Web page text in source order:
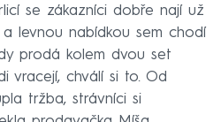
se zákazníci dobře nají už
levnou nabídkou sem chodí
prodá kolem dvou set
vracejí, chválí si to. Od
tržba, strávníci si